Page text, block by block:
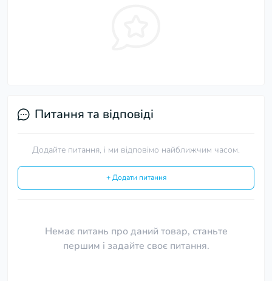
Питання та відповіді
Додайте питання, і ми відповімо найближчим часом.
+ Додати питання
Немає питань про даний товар, станьте
першим і задайте своє питання.